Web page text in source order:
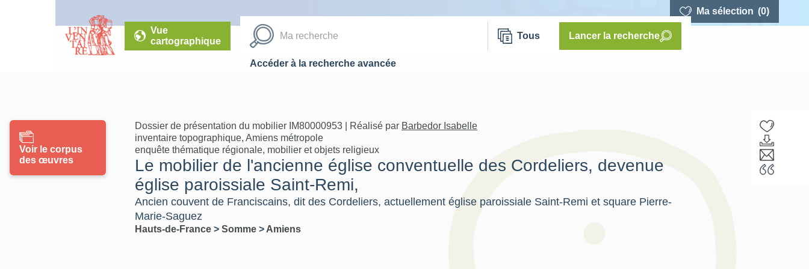
Ma sélection (0)
Vue
cartographique
Tous Lancer la recherche
Accéder à la recherche avancée
Dossier de présentation du mobilier IM80000953 | Réalisé par Barbedor Isabelle
inventaire topographique, Amiens métropole
enquête thématique régionale, mobilier et objets religieux
Le mobilier de l'ancienne église conventuelle des Cordeliers, devenue
église paroissiale Saint-Remi,
Ancien couvent de Franciscains, dit des Cordeliers, actuellement église paroissiale Saint-Remi et square Pierre-
Marie-Saguez
Hauts-de-France > Somme > Amiens
Voir le corpus
des œuvres